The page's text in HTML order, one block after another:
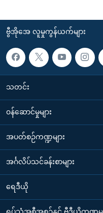
ဗွီအိုအေ လူမှုကွန်ယက်များ
သတင်း
၀န်ဆောင်မှုများ
အပတ်စဉ်ကဏ္ဍများ
အင်္ဂလိပ်သင်ခန်းစာများ
ရေဒီယို